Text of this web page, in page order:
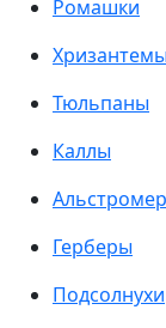
Ромашки
Хризантемы
Тюльпаны
Каллы
Герберы
Подсолнухи